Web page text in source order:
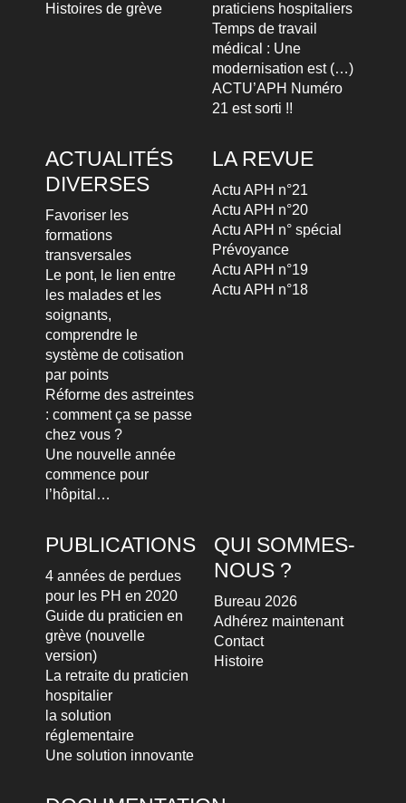
Histoires de grève
praticiens hospitaliers
Temps de travail
médical : Une
modernisation est (…)
ACTU’APH Numéro
21 est sorti !!
ACTUALITÉS
DIVERSES
Favoriser les
formations
transversales
Le pont, le lien entre
les malades et les
soignants,
comprendre le
système de cotisation
par points
Réforme des astreintes
: comment ça se passe
chez vous ?
Une nouvelle année
commence pour
l’hôpital…
LA REVUE
Actu APH n°21
Actu APH n°20
Actu APH n° spécial
Prévoyance
Actu APH n°19
Actu APH n°18
PUBLICATIONS
4 années de perdues
pour les PH en 2020
Guide du praticien en
grève (nouvelle
version)
La retraite du praticien
hospitalier
la solution
réglementaire
Une solution innovante
QUI SOMMES-
NOUS ?
Bureau 2026
Adhérez maintenant
Contact
Histoire